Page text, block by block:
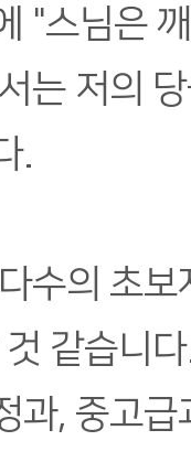
"스님은
는 저의
.
수의 초
같습니
과, 중고급